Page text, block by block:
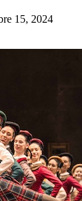
15, 2024